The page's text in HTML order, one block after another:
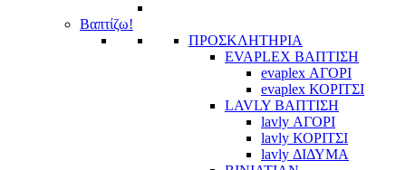
Βαπτίζω!
ΠΡΟΣΚΛΗΤΗΡΙΑ
EVAPLEX ΒΑΠΤΙΣΗ
evaplex ΑΓΟΡΙ
evaplex ΚΟΡΙΤΣΙ
LAVLY ΒΑΠΤΙΣΗ
lavly ΑΓΟΡΙ
lavly ΚΟΡΙΤΣΙ
lavly ΔΙΔΥΜΑ